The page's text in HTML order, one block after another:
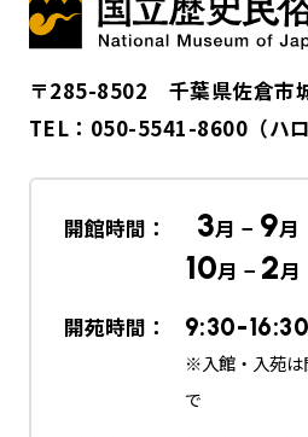
開館時間： 3月 − 9月
10月 − 2月
開苑時間：
9:30-16:30
※入館・入苑は
で
〒285-8502 千葉県佐倉市
TEL： 050-5541-8600 （ハ